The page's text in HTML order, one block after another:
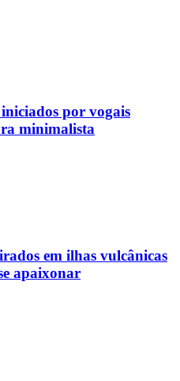
por vogais
minimalista
em ilhas vulcânicas
apaixonar